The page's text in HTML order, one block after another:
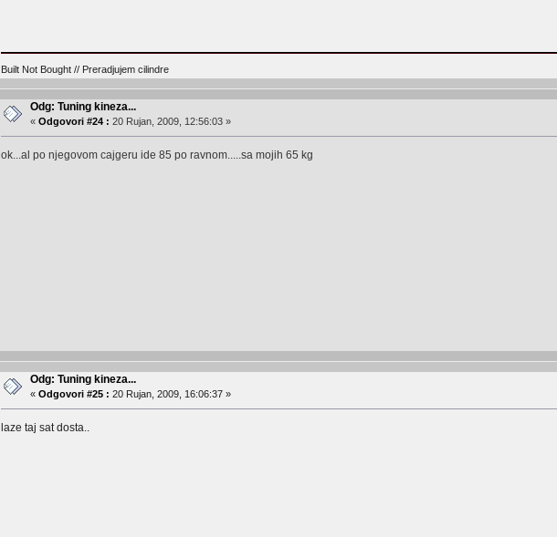
Built Not Bought // Preradjujem cilindre
Odg: Tuning kineza...
«Odgovori #24 : 20 Rujan, 2009, 12:56:03 »
ok...al po njegovom cajgeru ide 85 po ravnom.....sa mojih 65 kg
Odg: Tuning kineza...
«Odgovori #25 : 20 Rujan, 2009, 16:06:37 »
laze taj sat dosta..